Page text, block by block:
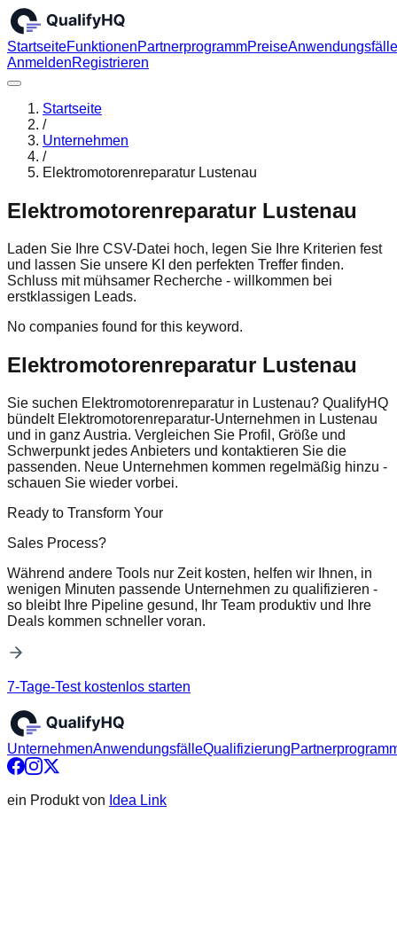
StartseiteFunktionenPartnerprogrammPreiseAnwendungsfälle
AnmeldenRegistrieren
Startseite
/
Unternehmen
/
Elektromotorenreparatur Lustenau
Elektromotorenreparatur Lustenau
Laden Sie Ihre CSV-Datei hoch, legen Sie Ihre Kriterien fest
und lassen Sie unsere KI den perfekten Treffer finden.
Schluss mit mühsamer Recherche - willkommen bei
erstklassigen Leads.
No companies found for this keyword.
Elektromotorenreparatur Lustenau
Sie suchen Elektromotorenreparatur in Lustenau? QualifyHQ
bündelt Elektromotorenreparatur-Unternehmen in Lustenau
und in ganz Austria. Vergleichen Sie Profil, Größe und
Schwerpunkt jedes Anbieters und kontaktieren Sie die
passenden. Neue Unternehmen kommen regelmäßig hinzu -
schauen Sie wieder vorbei.
Ready to Transform Your
Sales Process?
Während andere Tools nur Zeit kosten, helfen wir Ihnen, in
wenigen Minuten passende Unternehmen zu qualifizieren -
so bleibt Ihre Pipeline gesund, Ihr Team produktiv und Ihre
Deals kommen schneller voran.
7-Tage-Test kostenlos starten
UnternehmenAnwendungsfälleQualifizierung
ein Produkt von Idea Link